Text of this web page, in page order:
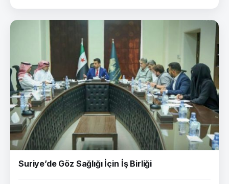
Suriye’de Göz Sağlığı İçin İş Birliği